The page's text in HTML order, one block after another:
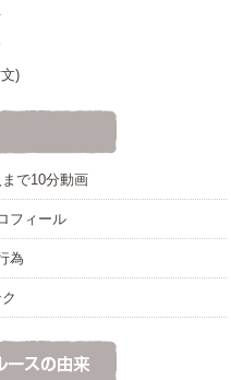
)
で10分動画
フィール
為